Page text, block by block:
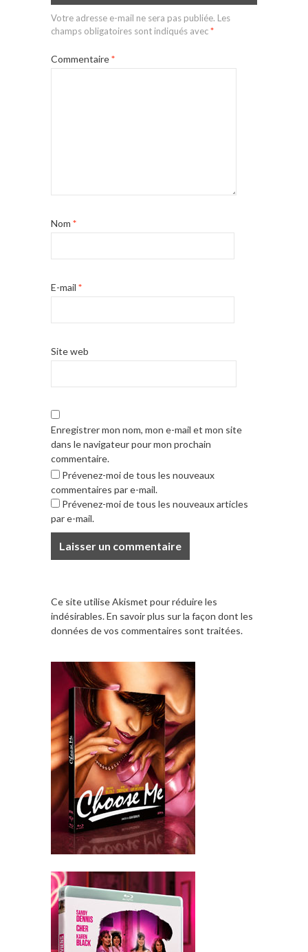
Votre adresse e-mail ne sera pas publiée. Les
champs obligatoires sont indiqués avec*
Commentaire*
Nom *
E-mail *
Site web
Enregistrer mon nom, mon e-mail et mon site
dans le navigateur pour mon prochain
commentaire.
Prévenez-moi de tous les nouveaux
commentaires par e-mail.
Prévenez-moi de tous les nouveaux articles
par e-mail.
Ce site utilise Akismet pour réduire les
indésirables.En savoir plus sur la façon dont les
données de vos commentaires sont traitées.